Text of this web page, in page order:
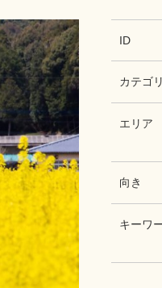
ID
カテゴ
エリア
向き
キーワ